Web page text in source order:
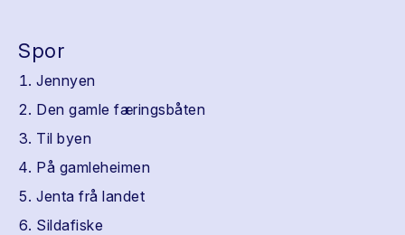
Spor
Jennyen
Den gamle færingsbåten
Til byen
På gamleheimen
Jenta frå landet
Sildafiske